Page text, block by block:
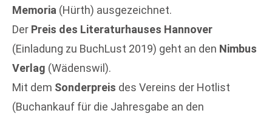
Memoria (Hürth) ausgezeichnet.
Der Preis des Literaturhauses Hannover
(Einladung zu BuchLust 2019) geht an den Nimbus
Verlag (Wädenswil).
Mit dem Sonderpreis des Vereins der Hotlist
(Buchankauf für die Jahresgabe an den